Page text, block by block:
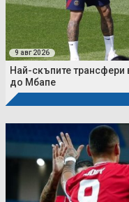
9 авг 2026
Най-скъпите трансфери
до Мбапе